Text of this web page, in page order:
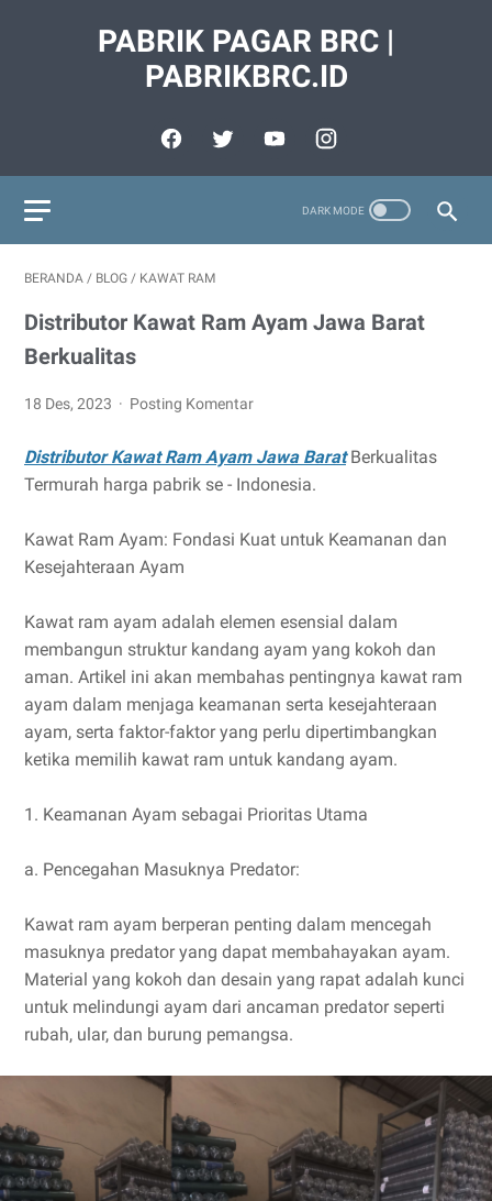
PABRIK PAGAR BRC |
PABRIKBRC.ID
BERANDA / BLOG / KAWAT RAM
Distributor Kawat Ram Ayam Jawa Barat
Berkualitas
18 Des, 2023 Posting Komentar
Distributor Kawat Ram Ayam Jawa BaratBerkualitas
Termurah harga pabrik se - Indonesia.
Kawat Ram Ayam: Fondasi Kuat untuk Keamanan dan
Kesejahteraan Ayam
Kawat ram ayam adalah elemen esensial dalam
membangun struktur kandang ayam yang kokoh dan
aman. Artikel ini akan membahas pentingnya kawat ram
ayam dalam menjaga keamanan serta kesejahteraan
ayam, serta faktor-faktor yang perlu dipertimbangkan
ketika memilih kawat ram untuk kandang ayam.
1. Keamanan Ayam sebagai Prioritas Utama
a. Pencegahan Masuknya Predator:
Kawat ram ayam berperan penting dalam mencegah
masuknya predator yang dapat membahayakan ayam.
Material yang kokoh dan desain yang rapat adalah kunci
untuk melindungi ayam dari ancaman predator seperti
rubah, ular, dan burung pemangsa.